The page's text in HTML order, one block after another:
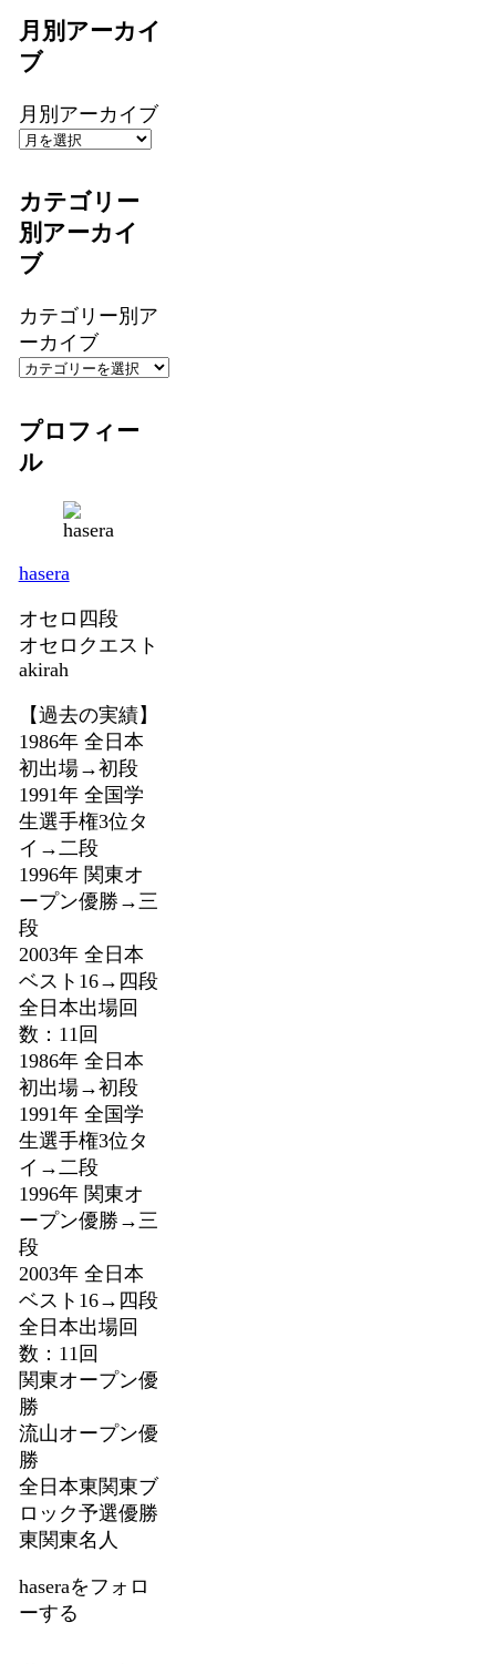
月別アーカイ
ブ
月別アーカイブ
カテゴリー
別アーカイ
ブ
カテゴリー別ア
ーカイブ
プロフィー
ル
hasera
オセロ四段
オセロクエスト
akirah
【過去の実績】
1986年 全日本
初出場→初段
1991年 全国学
生選手権3位タ
イ→二段
1996年 関東オ
ープン優勝→三
段
2003年 全日本
ベスト16→四段
全日本出場回
数：11回
1986年 全日本
初出場→初段
1991年 全国学
生選手権3位タ
イ→二段
1996年 関東オ
ープン優勝→三
段
2003年 全日本
ベスト16→四段
全日本出場回
数：11回
関東オープン優
勝
流山オープン優
勝
全日本東関東ブ
ロック予選優勝
東関東名人
haseraをフォロ
ーする